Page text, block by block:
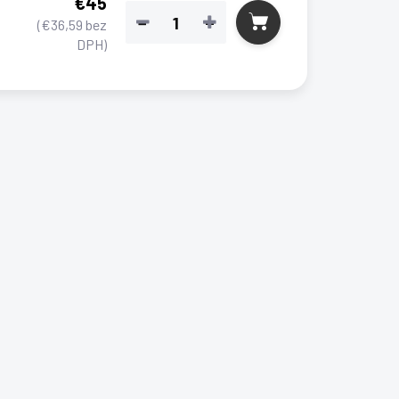
(€36,59 bez
DPH)
+
−